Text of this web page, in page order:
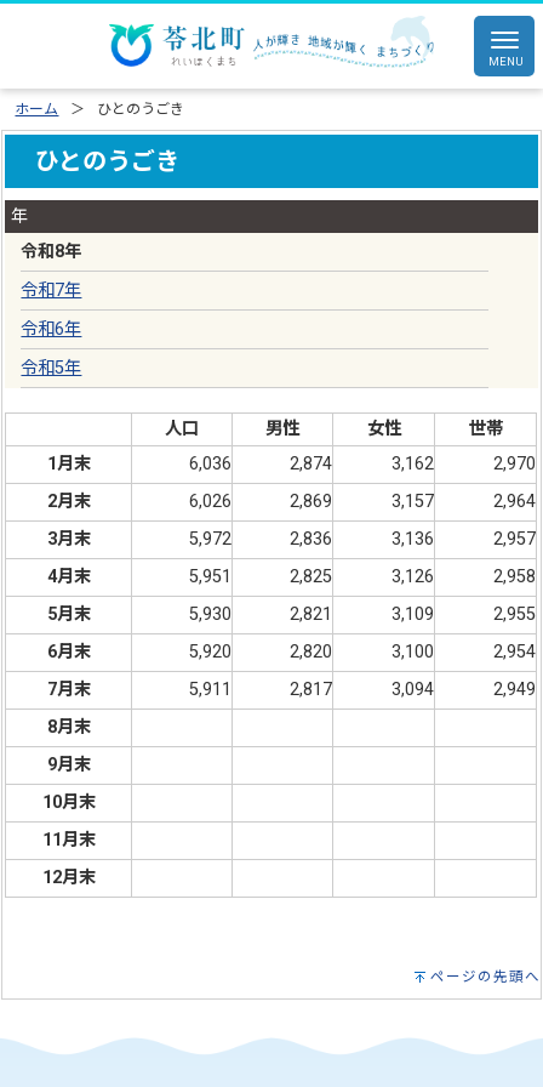
ホーム ひとのうごき
ひとのうごき
年
令和8年
令和7年
令和6年
令和5年
人口 男性 女性
世帯
1月末
6,036 2,874 3,162
2,970
2月末
6,026 2,869 3,157
2,964
3月末
5,972 2,836 3,136
2,957
4月末
5,951 2,825 3,126
2,958
5月末
5,930 2,821 3,109
2,955
6月末
5,920 2,820 3,100
2,954
7月末
5,911 2,817 3,094
2,949
8月末
9月末
10月末
11月末
12月末
ページの先頭へ